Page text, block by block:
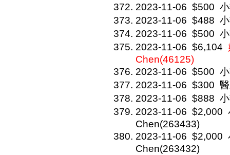
2023-11-06 $500
2023-11-06 $488
2023-11-06 $500
2023-11-06 $6,104
Chen(46125)
2023-11-06 $500
2023-11-06 $300
2023-11-06 $888
2023-11-06 $2,000
Chen(263433)
2023-11-06 $2,000
Chen(263432)